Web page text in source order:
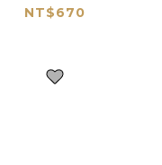
80x100cm
NT$670